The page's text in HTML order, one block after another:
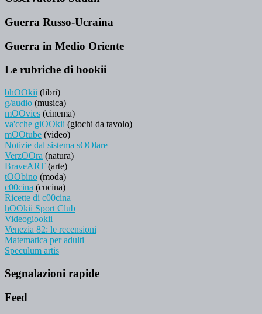
Guerra Russo-Ucraina
Guerra in Medio Oriente
Le rubriche di hookii
bhOOkii (libri)
g/audio (musica)
mOOvies (cinema)
va'cche giOOkii (giochi da tavolo)
mOOtube (video)
Notizie dal sistema sOOlare
VerzOOra (natura)
BraveART (arte)
tOObino (moda)
c00cina (cucina)
Ricette di c00cina
hOOkii Sport Club
Videogiookii
Venezia 82: le recensioni
Matematica per adulti
Speculum artis
Segnalazioni rapide
Feed